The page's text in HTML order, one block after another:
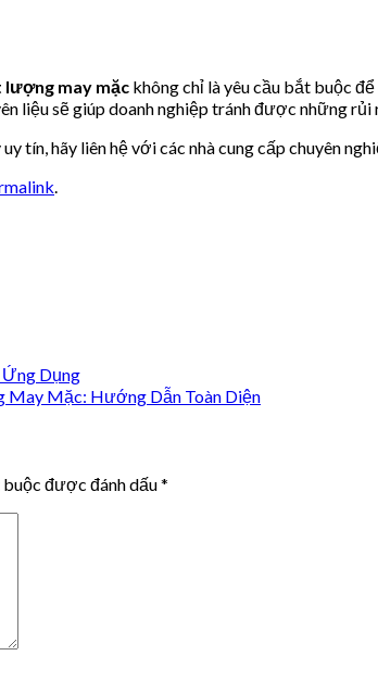
lượng may mặc không chỉ là yêu cầu bắt buộc
liệu sẽ giúp doanh nghiệp tránh được những
tín, hãy liên hệ với các nhà cung cấp chuyên
Dụng
Mặc: Hướng Dẫn Toàn Diện
được đánh dấu*